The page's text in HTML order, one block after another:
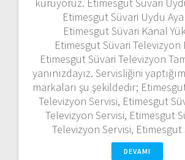
kuruyoruz. Etimesgut Süvari
Etimesgut Süvari Uydu
Etimesgut Süvari Kanal
Etimesgut Süvari Televizyon
Etimesgut Süvari Televizyon
yanınızdayız. Servisliğini
markaları şu şekildedir;
Televizyon Servisi, Etimesgut
Televizyon Servisi, Etimesgut
Televizyon Servisi,
DEVAMI